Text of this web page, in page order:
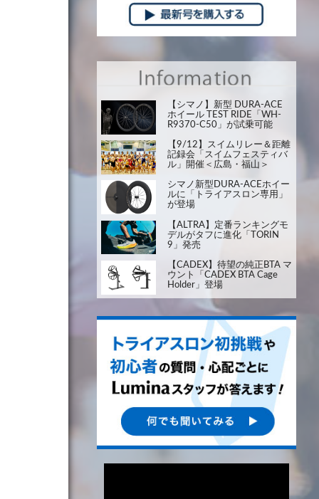
【シマノ】新型 DURA-ACE
ホイール TEST RIDE「WH-
R9370-C50」が試乗可能
【9/12】スイムリレー＆距離
記録会「スイムフェスティバ
ル」開催＜広島・福山＞
シマノ新型DURA-ACEホイー
ルに「トライアスロン専用」
が登場
【ALTRA】定番ランキングモ
デルがタフに進化「TORIN
9」発売
【CADEX】待望の純正BTA マ
ウント「CADEX BTA Cage
Holder」登場